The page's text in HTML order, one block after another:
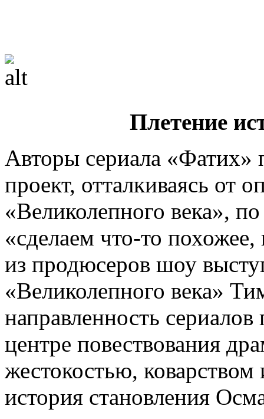
Плетение
Авторы сериала «Фатих»
проект, отталкиваясь от
«Великолепного века»,
«сделаем что-то
из продюсеров шоу
«Великолепного века»
направленность сериалов
центре повествования
жестокостью,
история становления